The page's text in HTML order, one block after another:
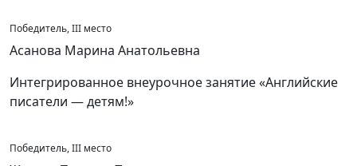
Победитель, III место
Асанова Марина Анатольевна
Интегрированное внеурочное занятие «Английские
писатели — детям!»
Победитель, III место